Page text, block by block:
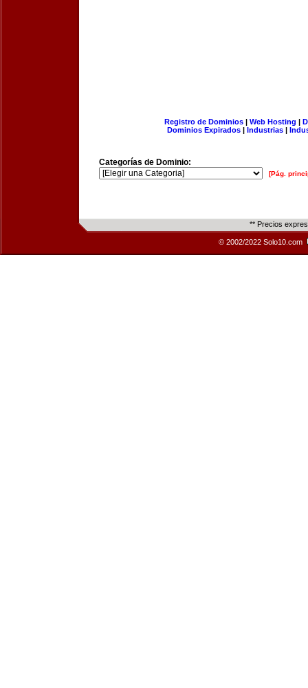
Registro de Dominios| Web Hosting |
Dominios Expirados | Industrias |
Categorías de Dominio:
[Pág.
** Precios
© 2002/2022 Solo10.com